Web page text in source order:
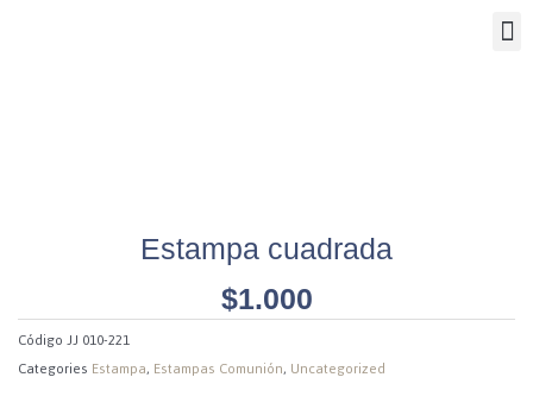
Estampa cuadrada
$1.000
CódigoJJ 010-221
Categories Estampa, Estampas Comunión, Uncategorized